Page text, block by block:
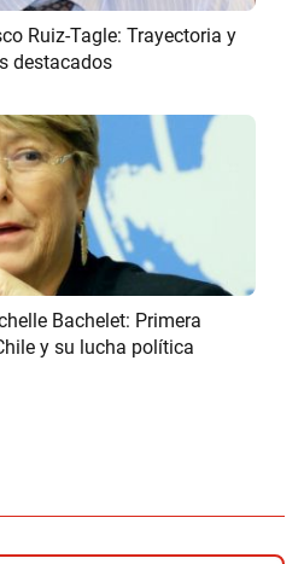
Ruiz-Tagle: Trayectoria y
destacados
Bachelet: Primera
y su lucha política